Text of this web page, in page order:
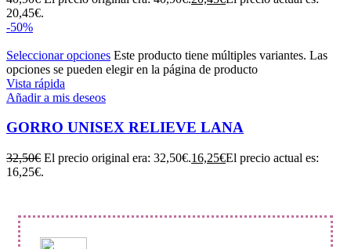
20,45€.
-50%
Seleccionar opciones Este producto tiene múltiples variantes. Las
opciones se pueden elegir en la página de producto
Vista rápida
Añadir a mis deseos
GORRO UNISEX RELIEVE LANA
32,50€ El precio original era: 32,50€.16,25€El precio actual es:
16,25€.